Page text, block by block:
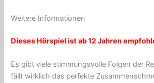
Weitere Informationen
Dieses Hörspiel ist ab 12 Jahren
Es gibt viele stimmungsvolle Folgen der
fällt wirklich das perfekte